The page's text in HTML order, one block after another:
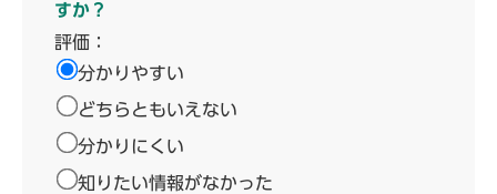
すか？
評価：
分かりやすい
どちらともいえない
分かりにくい
知りたい情報がなかった